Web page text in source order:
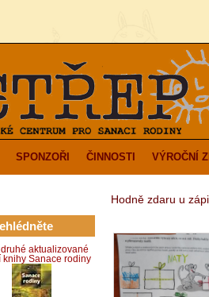
SPONZOŘI ČINNOSTI VÝROČNÍ
aktualizované
knihy Sanace rodiny
Hodně zdaru u